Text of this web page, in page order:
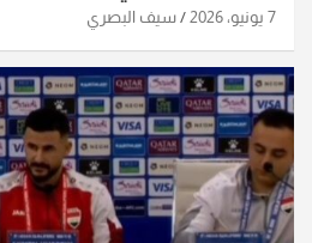
7 يونيو، 2026 سيف البصري